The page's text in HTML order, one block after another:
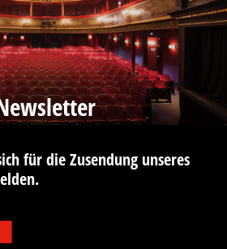
für die Zusendung unseres